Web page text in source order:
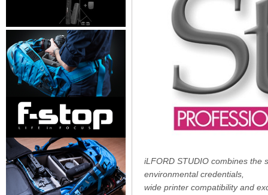
iLFORD STUDIO combines the
environmental credentials,
wide printer compatibility and